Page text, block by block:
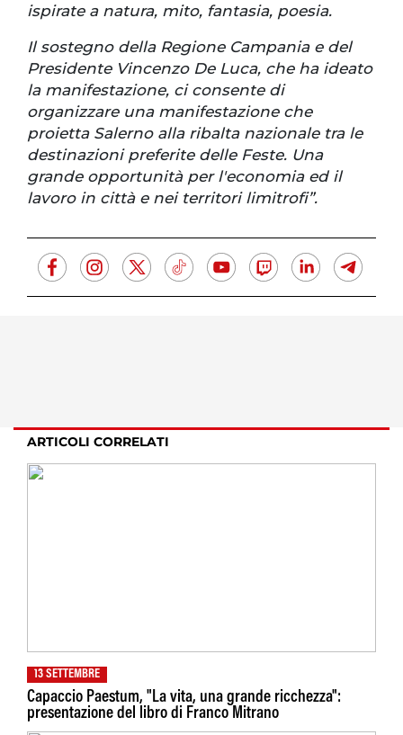
ispirate a natura, mito, fantasia, poesia.
Il sostegno della Regione Campania e del
Presidente Vincenzo De Luca, che ha ideato
la manifestazione, ci consente di
organizzare una manifestazione che
proietta Salerno alla ribalta nazionale tra le
destinazioni preferite delle Feste. Una
grande opportunità per l'economia ed il
lavoro in città e nei territori limitrofi”.
ARTICOLI CORRELATI
13 SETTEMBRE
Capaccio Paestum, "La vita, una grande ricchezza":
presentazione del libro di Franco Mitrano